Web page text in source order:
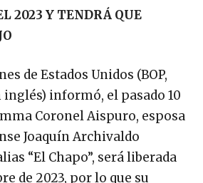
2023 Y TENDRÁ QUE
de Estados Unidos (BOP,
informó, el pasado 10
Coronel Aispuro, esposa
Joaquín Archivaldo
“El Chapo”, será liberada
de 2023, por lo que su